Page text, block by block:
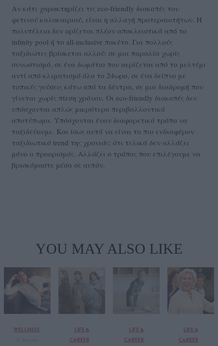
Αν κάτι χαρακτηρίζει τις eco-friendly διακοπές του
φετινού καλοκαιριού, είναι η αλλαγή προτεραιοτήτων. Η
πολυτέλεια δεν ορίζεται πλέον αποκλειστικά από το
infinity pool ή το all-inclusive πακέτο. Για πολλούς
ταξιδιώτες βρίσκεται αλλού: σε μια παραλία χωρίς
συνωστισμό, σε ένα δωμάτιο που αερίζεται από το μελτέμι
αντί από κλιματισμό όλο το 24ωρο, σε ένα δείπνο με
τοπικές γεύσεις κάτω από τα δέντρα, σε μια διαδρομή που
γίνεται χωρίς πίεση χρόνου. Οι eco-friendly διακοπές δεν
υπόσχονται απλώς μικρότερο περιβαλλοντικό
αποτύπωμα. Υπόσχονται έναν διαφορετικό τρόπο να
ταξιδεύουμε. Και ίσως αυτό να είναι το πιο ενδιαφέρον
ταξιδιωτικό trend της χρονιάς: ότι τελικά δεν αλλάζει
μόνο ο προορισμός. Αλλάζει ο τρόπος που επιλέγουμε να
βρισκόμαστε μέσα σε αυτόν.
YOU MAY ALSO LIKE
WELLNESS
LIFE &
CAREER
LIFE &
CAREER
LIFE &
CAREER